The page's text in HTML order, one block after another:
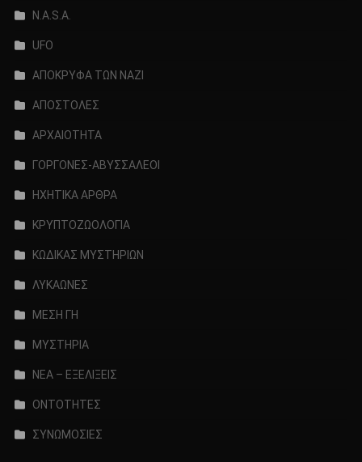
N.A.S.A.
UFO
ΑΠΟΚΡΥΦΑ ΤΩΝ ΝΑΖΙ
ΑΠΟΣΤΟΛΕΣ
ΑΡΧΑΙΟΤΗΤΑ
ΓΟΡΓΟΝΕΣ-ΑΒΥΣΣΑΛΕΟΙ
ΗΧΗΤΙΚΑ ΑΡΘΡΑ
ΚΡΥΠΤΟΖΩΟΛΟΓΙΑ
ΚΩΔΙΚΑΣ ΜΥΣΤΗΡΙΩΝ
ΛΥΚΑΩΝΕΣ
ΜΕΣΗ ΓΗ
ΜΥΣΤΗΡΙΑ
ΝΕΑ – ΕΞΕΛΙΞΕΙΣ
ΟΝΤΟΤΗΤΕΣ
ΣΥΝΩΜΟΣΙΕΣ